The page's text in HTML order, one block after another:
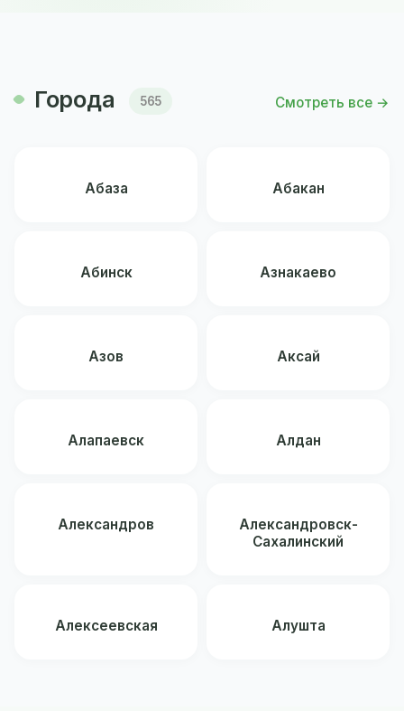
Города 565 Смотреть все →
Абаза Абакан
Абинск Азнакаево
Азов Аксай
Алапаевск Алдан
Александров
Александровск-
Сахалинский
Алексеевская Алушта